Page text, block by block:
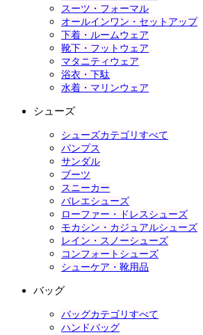
スーツ・フォーマル
オールインワン・セットアップ
下着・ルームウェア
靴下・フットウェア
マタニティウェア
浴衣・下駄
水着・マリンウェア
シューズ
シューズカテゴリすべて
パンプス
サンダル
ブーツ
スニーカー
バレエシューズ
ローファー・ドレスシューズ
モカシン・カジュアルシューズ
レイン・スノーシューズ
コンフォートシューズ
シューケア・靴用品
バッグ
バッグカテゴリすべて
ハンドバッグ